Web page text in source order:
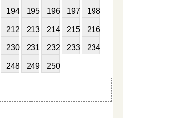
194 195 196 197 198
212 213 214 215 216
230 231 232 233 234
248 249 250